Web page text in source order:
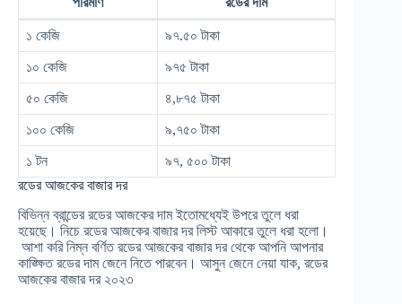
১ কেজি ৯৭.৫০ টাকা
১০ কেজি ৯৭৫ টাকা
৫০ কেজি ৪,৮৭৫ টাকা
১০০ কেজি ৯,৭৫০ টাকা
১ টন
৯৭, ৫০০ টাকা
রডের আজকের বাজার দর
বিভিন্ন ব্রান্ডের রডের আজকের দাম ইতোমধ্যেই উপরে তুলে ধরা
হয়েছে। নিচে রডের আজকের বাজার দর লিস্ট আকারে তুলে ধরা হলো।
আশা করি নিম্ন বর্ণিত রডের আজকের বাজার দর থেকে আপনি আপনার
কাঙ্ক্ষিত রডের দাম জেনে নিতে পারবেন। আসুন জেনে নেয়া যাক, রডের
আজকের বাজার দর ২০২৩